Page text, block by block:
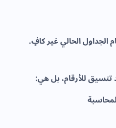
الجداول الحالي غير كافٍ.
للأرقام، بل هي: